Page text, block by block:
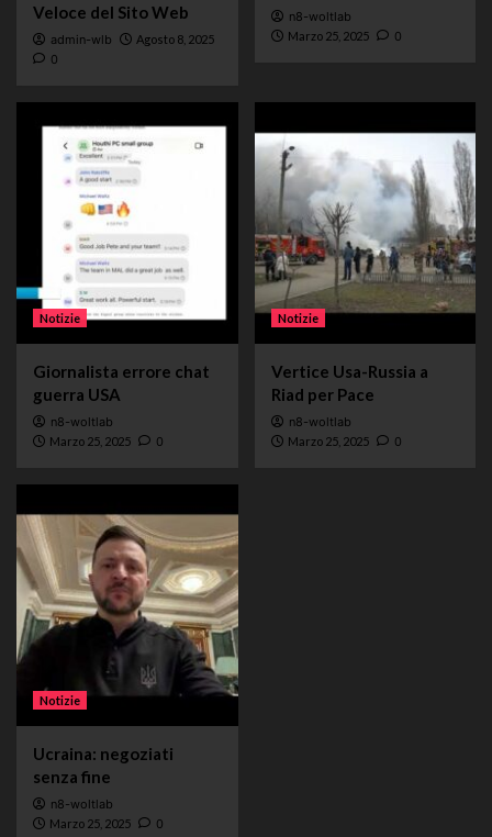
Veloce del Sito Web
admin-wlb Agosto 8, 2025
0
n8-woltlab
Marzo 25, 2025 0
Notizie
Giornalista errore chat
guerra USA
n8-woltlab
Marzo 25, 2025 0
Notizie
Vertice Usa-Russia a
Riad per Pace
n8-woltlab
Marzo 25, 2025 0
Notizie
Ucraina: negoziati
senza fine
n8-woltlab
Marzo 25, 2025 0